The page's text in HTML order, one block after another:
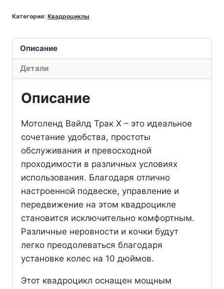
Motoland
WILD
TRACK
ПСМ)
Категория: Квадроциклы
Описание
Детали
Описание
Мотоленд Вайлд Трак X – это идеальное
сочетание удобства, простоты
обслуживания и превосходной
проходимости в различных условиях
использования. Благодаря отлично
настроенной подвеске, управление и
передвижение на этом квадроцикле
становится исключительно комфортным.
Различные неровности и кочки будут
легко преодолеваться благодаря
установке колес на 10 дюймов.
Этот квадроцикл оснащен мощным